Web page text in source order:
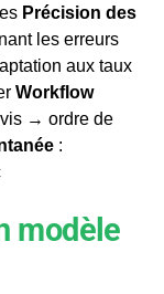
Précision des
les erreurs
aux taux
Workflow
→ ordre de
:
modèle